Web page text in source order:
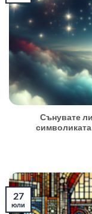
Сънувате
27
юли